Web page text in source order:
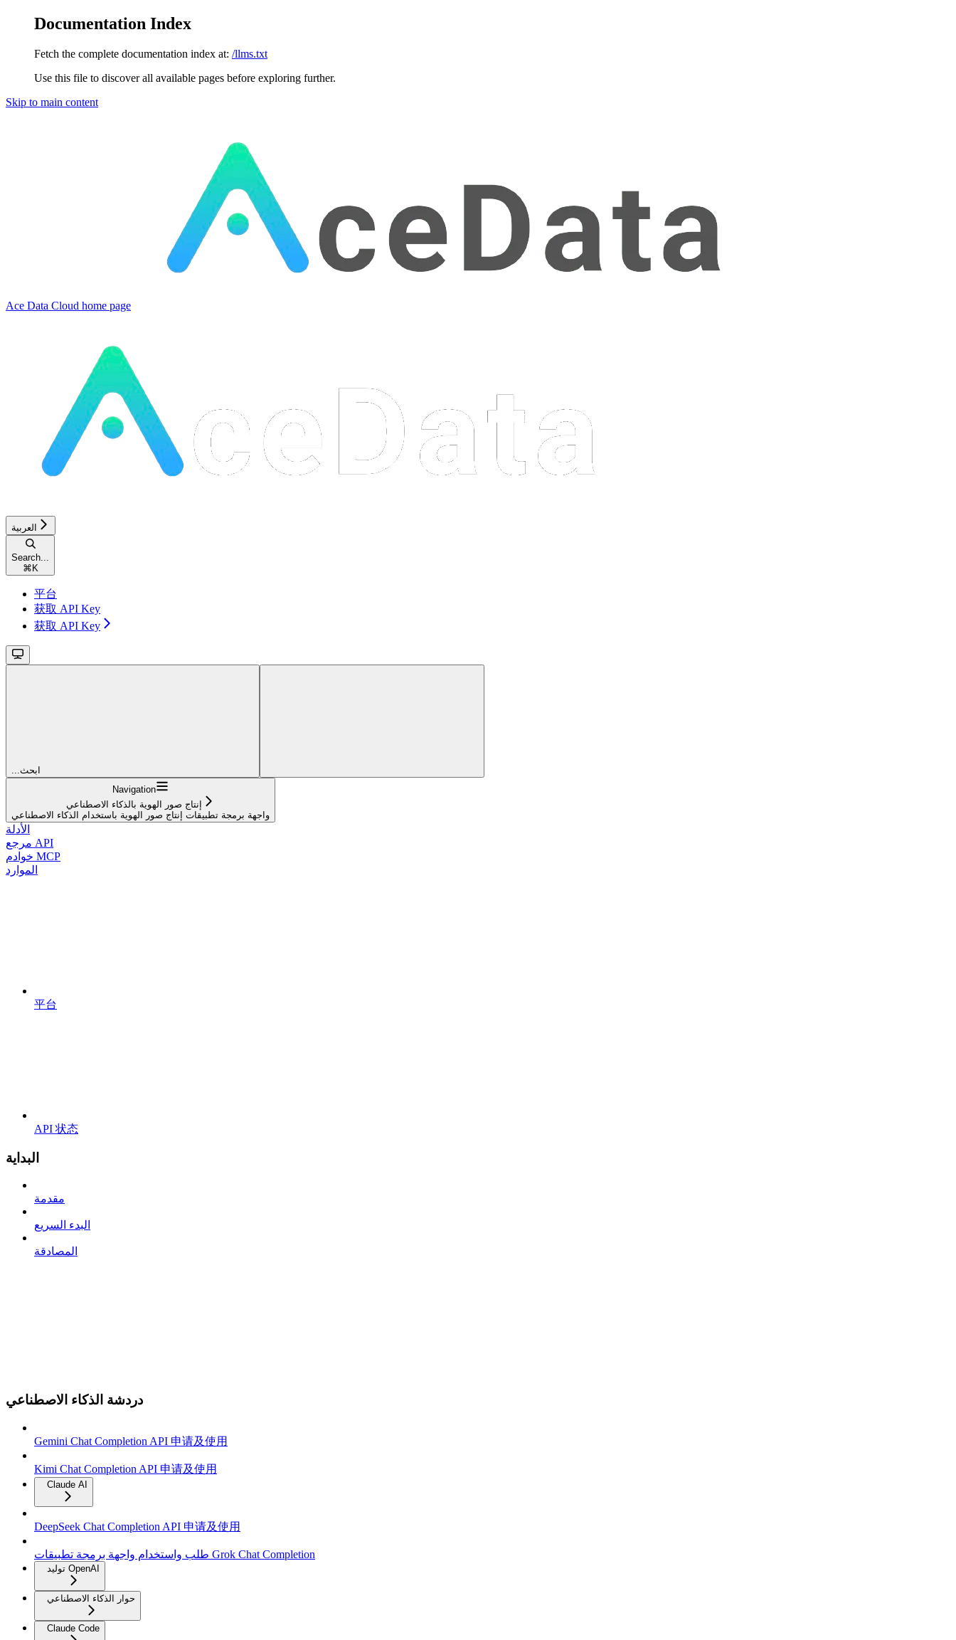
Documentation Index
Fetch the complete documentation index at: /llms.txt
Use this file to discover all available pages before exploring further.
Skip to main content
Ace Data Cloud home page
العربية
Search...
⌘ K
平台
获取 API Key
获取 API Key
...ابحث
Navigation
إنتاج صور الهوية بالذكاء الاصطناعي
واجهة برمجة تطبيقات إنتاج صور الهوية باستخدام الذكاء الاصطناعي
الأدلة
مرجع API
خوادم MCP
الموارد
平台
API 状态
البداية
مقدمة
البدء السريع
المصادقة
دردشة الذكاء الاصطناعي
Gemini Chat Completion API 申请及使用
Kimi Chat Completion API 申请及使用
Claude AI
DeepSeek Chat Completion API 申请及使用
طلب واستخدام واجهة برمجة تطبيقات Grok Chat Completion
توليد OpenAI
حوار الذكاء الاصطناعي
Claude Code